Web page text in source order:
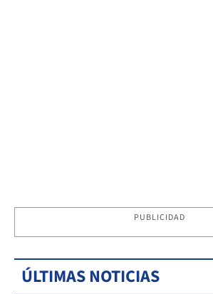
PUBLICIDAD
ÚLTIMAS NOTICIAS